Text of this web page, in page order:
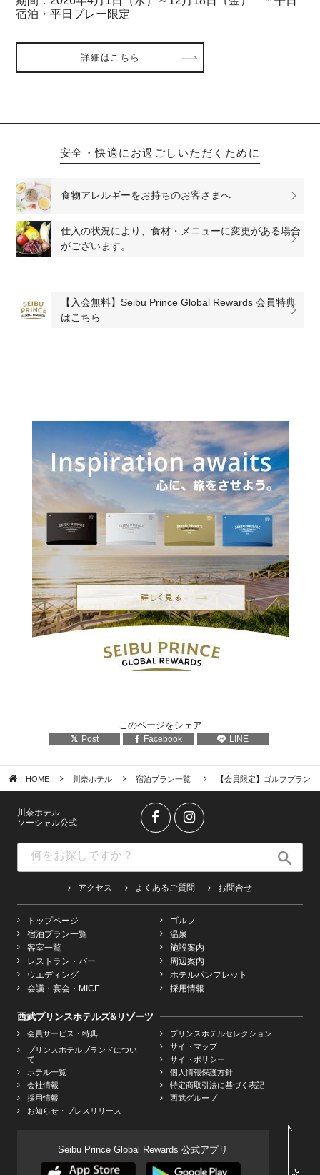
宿泊・平日プレー限定
詳細はこちら
安全・快適にお過ごしいただくために
食物アレルギーをお持ちのお客さまへ
仕入の状況により、食材・メニューに変更がある場合
がございます。
【入会無料】Seibu Prince Global Rewards 会員特典
はこちら
このページをシェア
Post Facebook LINE
HOME 川奈ホテル 宿泊プラン一覧 【会員限定】ゴルフプラン
川奈ホテル
ソーシャル公式
アクセス よくあるご質問 お問合せ
トップページ
宿泊プラン一覧
客室一覧
レストラン・バー
ウエディング
会議・宴会・MICE
ゴルフ
温泉
施設案内
周辺案内
ホテルパンフレット
採用情報
西武プリンスホテルズ&リゾーツ
会員サービス・特典
プリンスホテルブランドについ
て
ホテル一覧
会社情報
採用情報
お知らせ・プレスリリース
プリンスホテルセレクション
サイトマップ
サイトポリシー
個人情報保護方針
特定商取引法に基づく表記
西武グループ
Seibu Prince Global Rewards 公式アプリ